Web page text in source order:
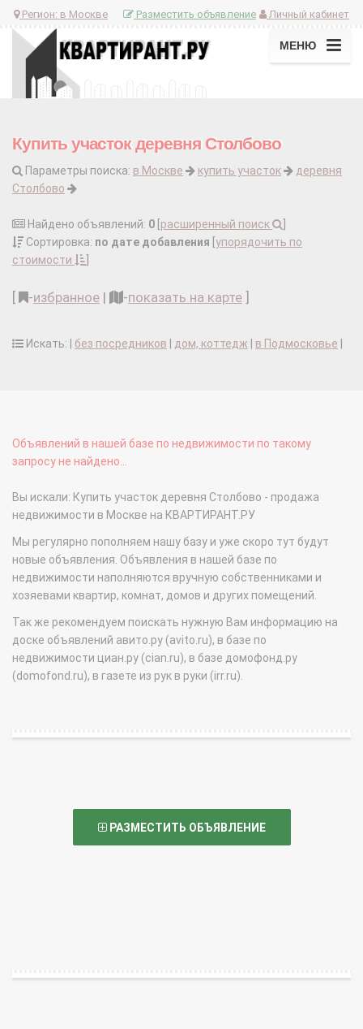
Регион: в Москве Личный кабинет
Разместить объявление
МЕНЮ
Купить участок деревня Столбово
Параметры поиска: в Москве купить участок
деревня
Столбово
Найдено объявлений: 0 расширенный поиск
Сортировка: по дате добавления упорядочить по
стоимости
-избранное | -показать на карте
Искать: | без посредников дом, коттедж в Подмосковье
Объявлений в нашей базе по недвижимости по такому
запросу не найдено...
Вы искали: Купить участок деревня Столбово - продажа
недвижимости в Москве на КВАРТИРАНТ.РУ
Мы регулярно пополняем нашу базу и уже скоро тут будут
новые объявления. Объявления в нашей базе по
недвижимости наполняются вручную собственниками и
хозяевами квартир, комнат, домов и других помещений.
Так же рекомендуем поискать нужную Вам информацию на
доске объявлений авито.ру (avito.ru), в базе по
недвижимости циан.ру (cian.ru), в базе домофонд.ру
(domofond.ru), в газете из рук в руки (irr.ru).
РАЗМЕСТИТЬ ОБЪЯВЛЕНИЕ